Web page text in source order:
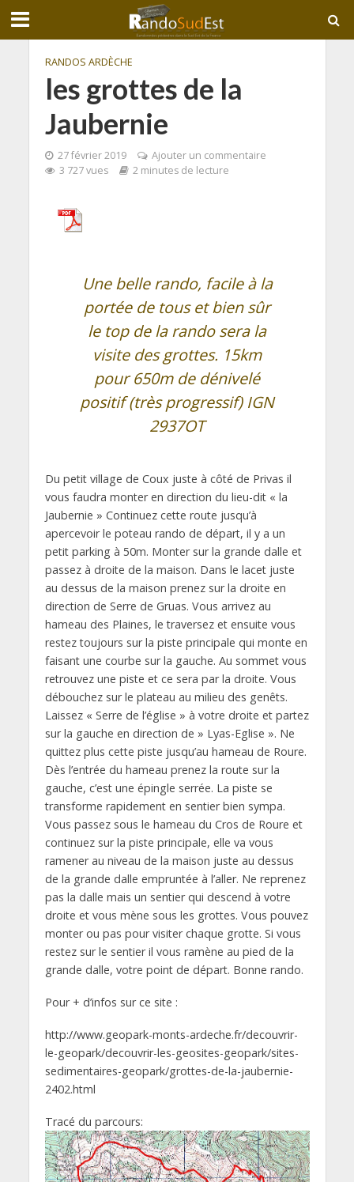
RANDOS ARDÈCHE
les grottes de la
Jaubernie
27 février 2019
Ajouter un commentaire
3 727 vues
2 minutes de lecture
Une belle rando, facile à la
portée de tous et bien sûr
le top de la rando sera la
visite des grottes. 15km
pour 650m de dénivelé
positif (très progressif) IGN
2937OT
Du petit village de Coux juste à côté de Privas il
vous faudra monter en direction du lieu-dit « la
Jaubernie » Continuez cette route jusqu’à
apercevoir le poteau rando de départ, il y a un
petit parking à 50m. Monter sur la grande dalle et
passez à droite de la maison. Dans le lacet juste
au dessus de la maison prenez sur la droite en
direction de Serre de Gruas. Vous arrivez au
hameau des Plaines, le traversez et ensuite vous
restez toujours sur la piste principale qui monte en
faisant une courbe sur la gauche. Au sommet vous
retrouvez une piste et ce sera par la droite. Vous
débouchez sur le plateau au milieu des genêts.
Laissez « Serre de l’église » à votre droite et partez
sur la gauche en direction de » Lyas-Eglise ». Ne
quittez plus cette piste jusqu’au hameau de Roure.
Dès l’entrée du hameau prenez la route sur la
gauche, c’est une épingle serrée. La piste se
transforme rapidement en sentier bien sympa.
Vous passez sous le hameau du Cros de Roure et
continuez sur la piste principale, elle va vous
ramener au niveau de la maison juste au dessus
de la grande dalle empruntée à l’aller. Ne reprenez
pas la dalle mais un sentier qui descend à votre
droite et vous mène sous les grottes. Vous pouvez
monter ou pas pour visiter chaque grotte. Si vous
restez sur le sentier il vous ramène au pied de la
grande dalle, votre point de départ. Bonne rando.
Pour + d’infos sur ce site :
http://www.geopark-monts-ardeche.fr/decouvrir-
le-geopark/decouvrir-les-geosites-geopark/sites-
sedimentaires-geopark/grottes-de-la-jaubernie-
2402.html
Tracé du parcours: